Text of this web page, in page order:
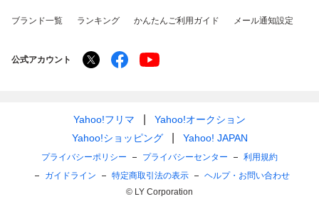
ブランド一覧 ランキング かんたんご利用ガイド メール通知設定
公式アカウント
Yahoo!フリマ
Yahoo!オークション
Yahoo!ショッピング
Yahoo! JAPAN
プライバシーポリシー プライバシーセンター
利用規約
ガイドライン
特定商取引法の表示
ヘルプ・お問い合わせ
© LY Corporation